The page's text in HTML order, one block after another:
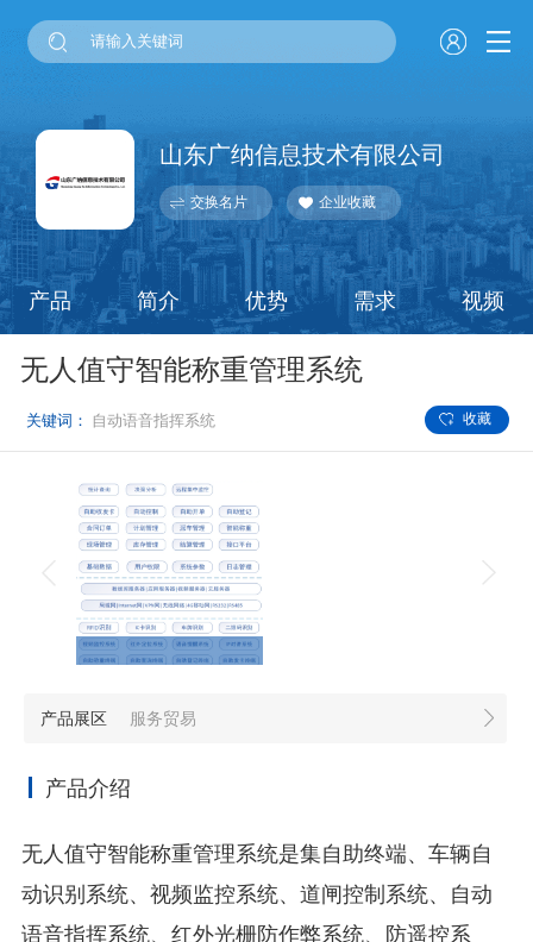
山东广纳信息技术有限公司
交换名片 企业收藏
产品 简介 优势 需求 视频
无人值守智能称重管理系统
关键词： 自动语音指挥系统 收藏
产品展区 服务贸易
产品介绍
无人值守智能称重管理系统是集自助终端、车辆自
动识别系统、视频监控系统、道闸控制系统、自动
语音指挥系统、红外光栅防作弊系统、防遥控系